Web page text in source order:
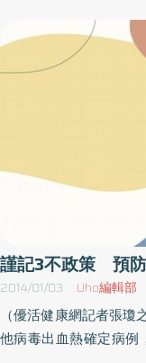
住、不讓鼠吃，良好
良方，因此，疾管署
庫、儲藏室等老鼠容
先用漂白水或酒精先
況，如有不適應盡速
染，一旦吸入或接觸
物咬到就會受到感染。
發燒、血小板減少、
持續3～8天，結膜充
出血症狀在第3～6天
期。遠離鼠輩朋友 若
全國首例漢他病毒出
開始出現發燒、呼吸
腹瀉、肺積水、少尿
日後由該院研判疑似漢
送驗，經衛生福利部疾
性，確定感染漢他病
局呼籲，良好的環境
市民朋友應做好居家
謹記3不政策 預
2014/01/03 Uho編輯部
（優活健康網記者張
他病毒出血熱確定病例